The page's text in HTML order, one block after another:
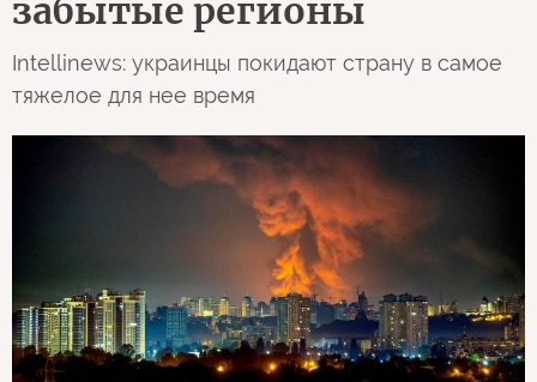
забытые регионы
Intellinews: украинцы покидают страну в самое
тяжелое для нее время